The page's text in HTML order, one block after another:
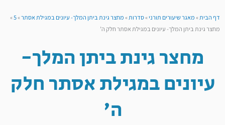
דף הבית»מאגר שיעורים תורני»סדרות»מחצר גינת ביתן המלך- עיונים במגילת אסתר»
5
»
מחצר גינת ביתן המלך- עיונים במגילת אסתר חלק ה’
מחצר גינת ביתן המלך-
עיונים במגילת אסתר חלק
ה'